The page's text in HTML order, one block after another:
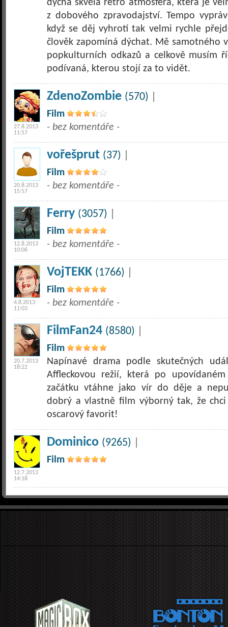
dýchá skvělá retro atmosféra, která je
z dobového zpravodajství. Tempo
když se děj vyhrotí tak velmi rychle
člověk zapomíná dýchat. Mě samotného
popkulturních odkazů a celkově musím
podívaná, kterou stojí za to vidět.
27.8.2013
11:57
ZdenoZombie (570)
Film
- bez komentáře -
20.8.2013
15:57
vořešprut (37)
Film
- bez komentáře -
12.8.2013
10:06
Ferry (3057)
Film
- bez komentáře -
4.8.2013
11:03
VojTEKK (1766)
Film
- bez komentáře -
20.7.2013
18:22
FilmFan24 (8580)
Film
Napínavé drama podle skutečných
Affleckovou režií, která po
začátku vtáhne jako vír do děje a
dobrý a vlastně film výborný tak, že
oscarový favorit!
12.7.2013
14:18
Dominico (9265)
Film